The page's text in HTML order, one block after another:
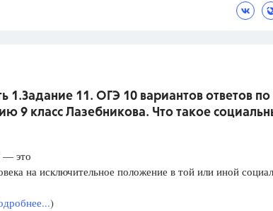
1.Задание 11. ОГЭ 10 вариантов ответов по
9 класс Лазебникова. Что такое
— это
на исключительное положение в той или иной
)